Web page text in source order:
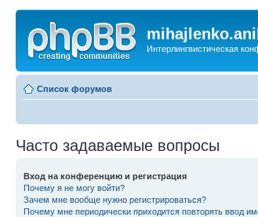
Интерлингвистическая
Список форумов
Часто задаваемые вопросы
Вход на конференцию и регистрация
Почему я не могу войти?
Зачем мне вообще нужно регистрироваться?
Почему мне периодически приходится повторять ввод